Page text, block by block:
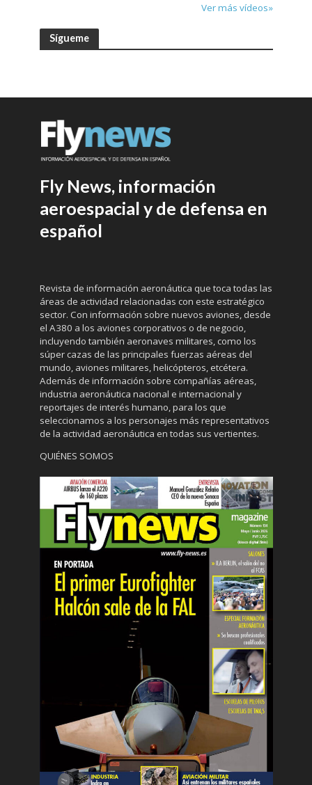
Ver más vídeos»
Sígueme
Fly News, información
aeroespacial y de defensa en
español
Revista de información aeronáutica que toca todas las
áreas de actividad relacionadas con este estratégico
sector. Con información sobre nuevos aviones, desde
el A380 a los aviones corporativos o de negocio,
incluyendo también aeronaves militares, como los
súper cazas de las principales fuerzas aéreas del
mundo, aviones militares, helicópteros, etcétera.
Además de información sobre compañías aéreas,
industria aeronáutica nacional e internacional y
reportajes de interés humano, para los que
seleccionamos a los personajes más representativos
de la actividad aeronáutica en todas sus vertientes.
QUIÉNES SOMOS